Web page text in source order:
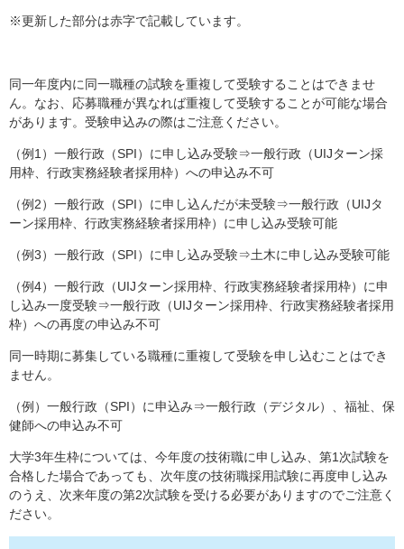
※更新した部分は赤字で記載しています。
同一年度内に同一職種の試験を重複して受験することはできませ
ん。なお、応募職種が異なれば重複して受験することが可能な場合
があります。受験申込みの際はご注意ください。
（例1）一般行政（SPI）に申し込み受験⇒一般行政（UIJターン採
用枠、行政実務経験者採用枠）への申込み不可
（例2）一般行政（SPI）に申し込んだが未受験⇒一般行政（UIJタ
ーン採用枠、行政実務経験者採用枠）に申し込み受験可能
（例3）一般行政（SPI）に申し込み受験⇒土木に申し込み受験可能
（例4）一般行政（UIJターン採用枠、行政実務経験者採用枠）に申
し込み一度受験⇒一般行政（UIJターン採用枠、行政実務経験者採用
枠）への再度の申込み不可
同一時期に募集している職種に重複して受験を申し込むことはでき
ません。
（例）一般行政（SPI）に申込み⇒一般行政（デジタル）、福祉、保
健師への申込み不可
大学3年生枠については、今年度の技術職に申し込み、第1次試験を
合格した場合であっても、次年度の技術職採用試験に再度申し込み
のうえ、次来年度の第2次試験を受ける必要がありますのでご注意く
ださい。